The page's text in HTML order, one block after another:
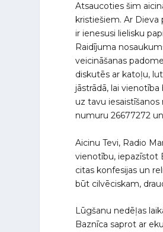
Atsaucoties šim
kristiešiem. Ar
ir ienesusi lielisku
Raidījuma
veicināšanas
diskutēs ar katoļu,
jāstrādā, lai
uz tavu
numuru 26677272
Aicinu Tevi, Radio
vienotību, iepazīstot
citas konfesijas un
būt cilvēciskam,
Lūgšanu nedēļas
Baznīca saprot ar